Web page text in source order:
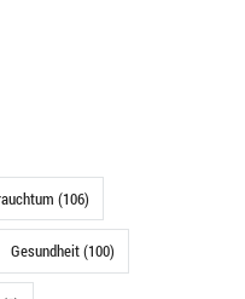
(106)
Gesundheit (100)